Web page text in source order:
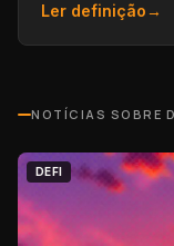
Ler definição→
NOTÍCIAS SOBRE
DEFI